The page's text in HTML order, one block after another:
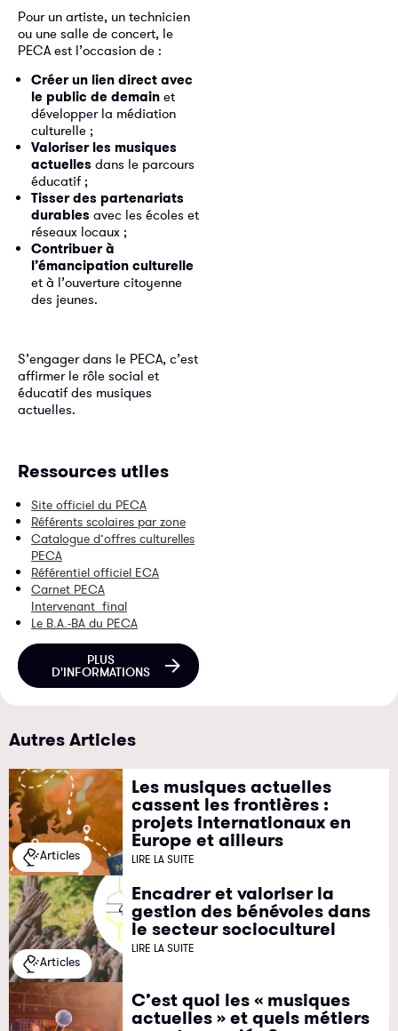
Pour un artiste, un technicien
ou une salle de concert, le
PECA est l’occasion de :
Créer un lien direct avec
le public de demain et
développer la médiation
culturelle ;
Valoriser les musiques
actuelles dans le parcours
éducatif ;
Tisser des partenariats
durables avec les écoles et
réseaux locaux ;
Contribuer à
l’émancipation culturelle
et à l’ouverture citoyenne
des jeunes.
S’engager dans le PECA, c’est
affirmer le rôle social et
éducatif des musiques
actuelles.
Ressources utiles
Site officiel du PECA
Référents scolaires par zone
Catalogue d’offres culturelles
PECA
Référentiel officiel ECA
Carnet PECA
Intervenant_final
Le B.A.-BA du PECA
PLUS
D'INFORMATIONS
Autres Articles
Articles
Les musiques actuelles
cassent les frontières :
projets internationaux en
Europe et ailleurs
LIRE LA SUITE
Articles
Encadrer et valoriser la
gestion des bénévoles dans
le secteur socioculturel
LIRE LA SUITE
C’est quoi les « musiques
actuelles » et quels métiers